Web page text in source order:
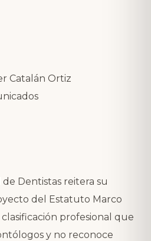
Catalán Ortiz
de Dentistas reitera su
del Estatuto Marco
profesional que
y no reconoce